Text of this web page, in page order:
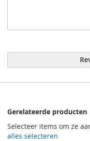
Gerelateerde producten
Selecteer items om ze
alles selecteren